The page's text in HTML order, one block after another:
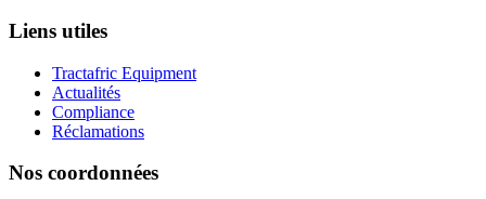
Liens utiles
Tractafric Equipment
Actualités
Compliance
Réclamations
Nos coordonnées